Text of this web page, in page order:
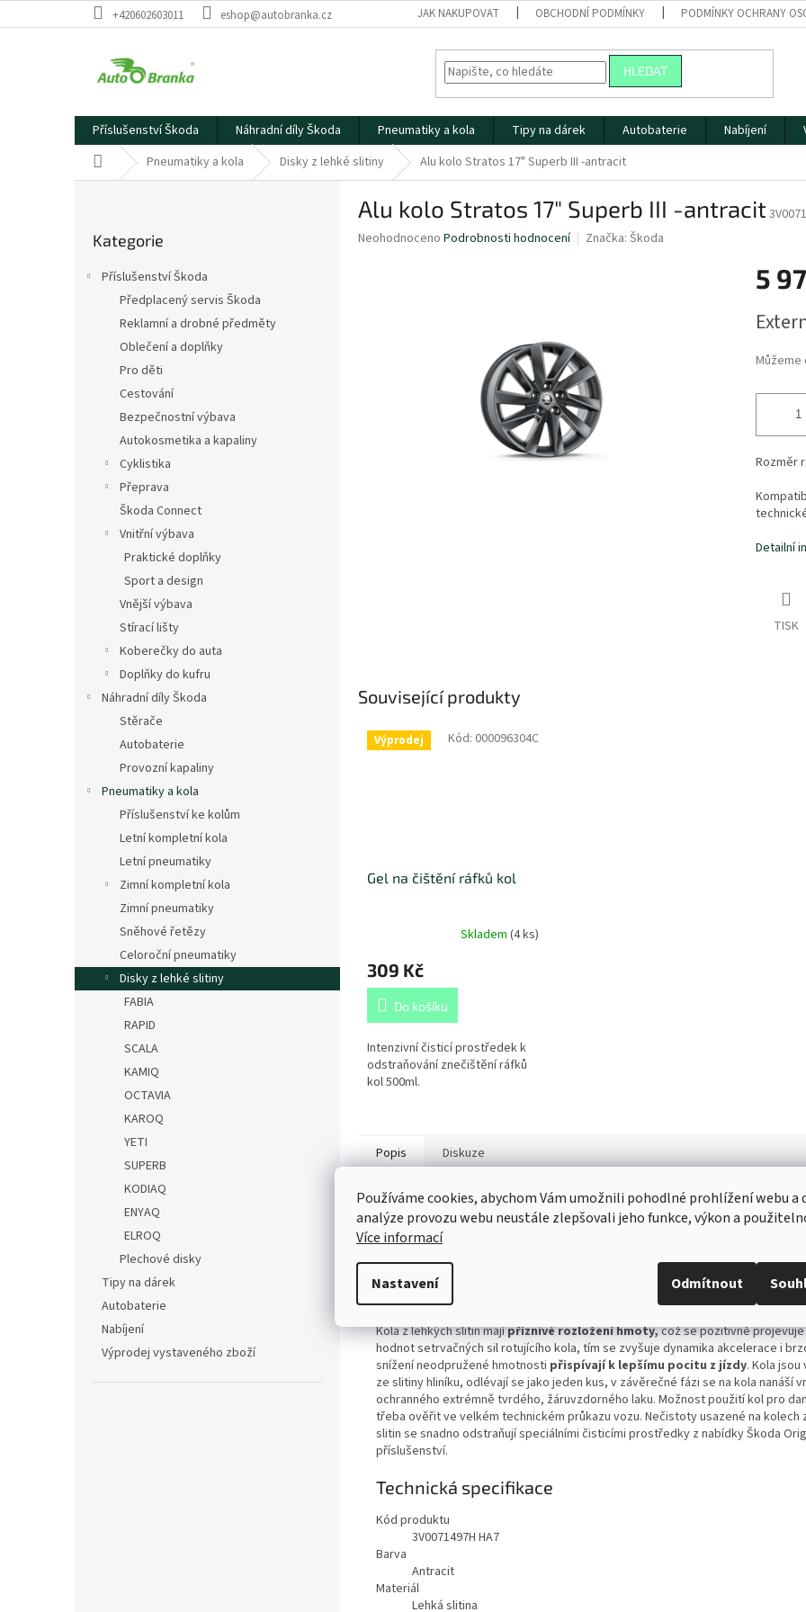
Používáme cookies, abychom Vám umožnili pohodlné prohlížení webu a
analýze provozu webu neustále zlepšovali jeho funkce, výkon a
Více informací
Nastavení Odmítnout
na
+420602603011 eshop@autobranka.cz JAK NAKUPOVAT OBCHODNÍ PODMÍNKY PODMÍNKY OCHRANY
HLEDAT
Příslušenství Škoda Náhradní díly Škoda Pneumatiky a kola Tipy na dárek Autobaterie Nabíjení
Domů Pneumatiky a kola Disky z lehké slitiny Alu kolo Stratos 17" Superb III -antracit
kategorie
Kategorie
Příslušenství Škoda
Předplacený servis Škoda
Reklamní a drobné předměty
Oblečení a doplňky
Pro děti
Cestování
Bezpečnostní výbava
Autokosmetika a kapaliny
Cyklistika
Přeprava
Škoda Connect
Vnitřní výbava
Praktické doplňky
Sport a design
Vnější výbava
Stírací lišty
Koberečky do auta
Doplňky do kufru
Náhradní díly Škoda
Stěrače
Autobaterie
Provozní kapaliny
Pneumatiky a kola
Příslušenství ke kolům
Letní kompletní kola
Letní pneumatiky
Zimní kompletní kola
Zimní pneumatiky
Sněhové řetězy
Celoroční pneumatiky
Disky z lehké slitiny
FABIA
RAPID
SCALA
KAMIQ
OCTAVIA
KAROQ
YETI
SUPERB
KODIAQ
ENYAQ
ELROQ
Plechové disky
Tipy na dárek
Autobaterie
Nabíjení
Výprodej vystaveného zboží
Alu kolo Stratos 17" Superb III -antracit
Průměrné
Neohodnoceno Podrobnosti hodnocení Značka: Škoda
5
cena:
Rozměr
Detailní
TISK
Související produkty
Výprodej
Gel na čištění ráfků kol
Skladem (4 ks)
309 Kč
Do košíku
Intenzivní čisticí prostředek k
odstraňování znečištění ráfků
kol 500ml.
Kód: 000096304C
Popis Diskuze
Detailní popis produktu
Originalita zpracování a nenucená elegance kol z lehkých slitin z nabídky Škoda
příslušenství je názorným příkladem
spojení kvality, funkčnosti a estetiky.
procházejí všemi náročnými testy jako kola pro sériovou produkci. Vzhledem k
propracovanému systému zkoušek je z hlediska namáhání odzkoušena každá
Kola z lehkých slitin majípříznivé rozložení hmoty,což se pozitivně
hodnot setrvačných sil rotujícího kola, tím se zvyšuje dynamika akcelerace i
snížení neodpružené hmotnosti přispívají k lepšímu pocitu z jízdy. Kola
ze slitiny hliníku, odlévají se jako jeden kus, v závěrečné fázi se na kola nanáší
ochranného extrémně tvrdého, žáruvzdorného laku. Možnost použití kol pro
třeba ověřit ve velkém technickém průkazu vozu. Nečistoty usazené na kolech
slitin se snadno odstraňují speciálními čisticími prostředky z nabídky Škoda
příslušenství.
Technická specifikace
Kód produktu
3V0071497H HA7
Barva
Antracit
Materiál
Lehká slitina